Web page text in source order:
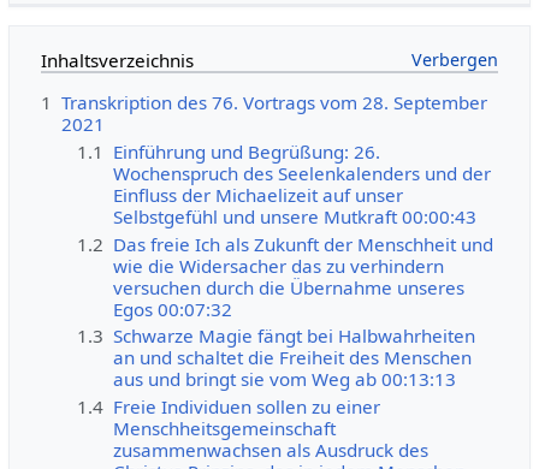
Inhaltsverzeichnis
1 Transkription des 76. Vortrags vom 28. September
2021
1.1 Einführung und Begrüßung: 26.
Wochenspruch des Seelenkalenders und der
Einfluss der Michaelizeit auf unser
Selbstgefühl und unsere Mutkraft 00:00:43
1.2 Das freie Ich als Zukunft der Menschheit und
wie die Widersacher das zu verhindern
versuchen durch die Übernahme unseres
Egos 00:07:32
1.3 Schwarze Magie fängt bei Halbwahrheiten
an und schaltet die Freiheit des Menschen
aus und bringt sie vom Weg ab 00:13:13
1.4 Freie Individuen sollen zu einer
Menschheitsgemeinschaft
zusammenwachsen als Ausdruck des